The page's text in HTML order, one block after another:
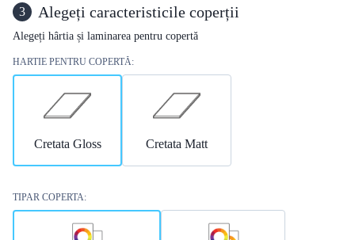
3 Alegeți caracteristicile coperții
Alegeți hârtia și laminarea pentru copertă
HARTIE PENTRU COPERTĂ:
Cretata Gloss Cretata Matt
TIPAR COPERTA: